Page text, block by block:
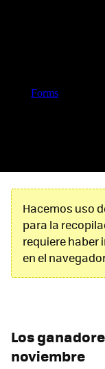
Hacemos uso
para la
requiere haber
en el
Los
noviembre